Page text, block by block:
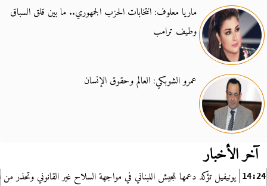
ماريا معلوف: انتخابات الحزب الجمهوري.. ما بين قلق السباق
وطيف ترامب
عمرو الشوبكي: العالم وحقوق الإنسان
آخر الأخبار
14:24 يونيفيل تؤكد دعمها للجيش اللبناني في مواجهة السلاح غير القانوني وتحذر من